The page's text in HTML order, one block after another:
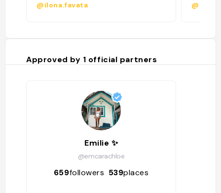
@ilona.favata @
Approved by 1 official partners
Emilie ✨
@emcarachloe
659followers 539places